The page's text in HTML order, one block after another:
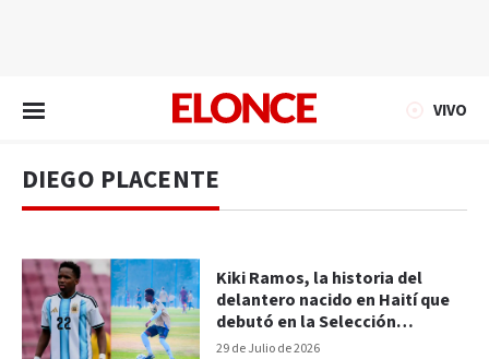
VIVO
DIEGO PLACENTE
29 de Julio de 2026
Kiki Ramos, la historia del
delantero nacido en Haití que
debutó en la Selección
Argentina Sub-17